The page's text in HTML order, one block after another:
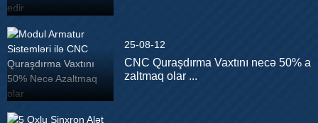
25-08-12
CNC Quraşdırma Vaxtını necə 50% a
zaltmaq olar ...